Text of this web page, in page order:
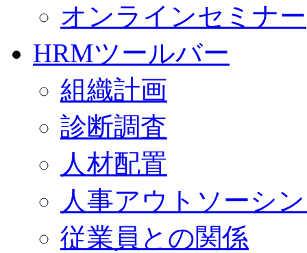
オンラインセミナー
HRMツールバー
組織計画
診断調査
人材配置
人事アウトソーシ
従業員との関係